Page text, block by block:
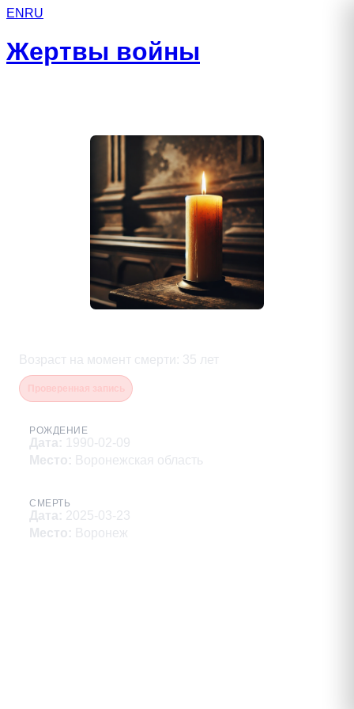
EN RU
Жертвы войны
Возраст на момент смерти : 35 лет
РОЖДЕНИЕ
Дата: 1990-02-09
Место: Воронежская область
СМЕРТЬ
Дата: 2025-03-23
Место: Воронеж